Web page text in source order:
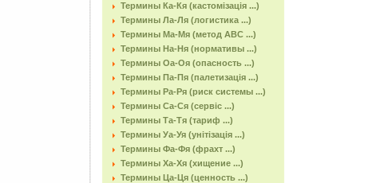
Термины Ка-Кя (кастомізація ...)
Термины Ла-Ля (логистика ...)
Термины Ма-Мя (метод АВС ...)
Термины На-Ня (нормативы ...)
Термины Оа-Оя (опасность ...)
Термины Па-Пя (палетизація ...)
Термины Ра-Ря (риск системы ...)
Термины Са-Ся (сервіс ...)
Термины Та-Тя (тариф ...)
Термины Уа-Уя (унітізація ...)
Термины Фа-Фя (фрахт ...)
Термины Ха-Хя (хищение ...)
Термины Ца-Ця (ценность ...)